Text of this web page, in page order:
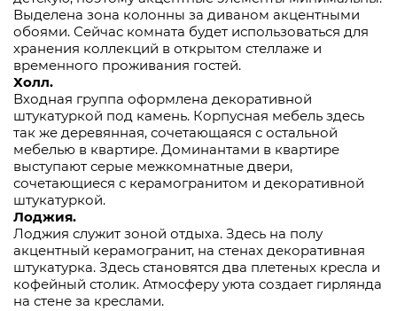
Выделена зона колонны за диваном акцентными
обоями. Сейчас комната будет использоваться для
хранения коллекций в открытом стеллаже и
временного проживания гостей.
Холл.
Входная группа оформлена декоративной
штукатуркой под камень. Корпусная мебель здесь
так же деревянная, сочетающаяся с остальной
мебелью в квартире. Доминантами в квартире
выступают серые межкомнатные двери,
сочетающиеся с керамогранитом и декоративной
штукатуркой.
Лоджия.
Лоджия служит зоной отдыха. Здесь на полу
акцентный керамогранит, на стенах декоративная
штукатурка. Здесь становятся два плетеных кресла и
кофейный столик. Атмосферу уюта создает гирлянда
на стене за креслами.